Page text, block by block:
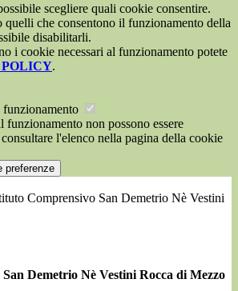
scegliere quali cookie consentire.
quelli che consentono il funzionamento della
disabilitarli.
i cookie necessari al funzionamento potete
.
funzionamento
funzionamento non possono essere
l'elenco nella pagina della cookie
preferenze
Comprensivo San Demetrio Nè Vestini
Demetrio Nè Vestini Rocca di Mezzo